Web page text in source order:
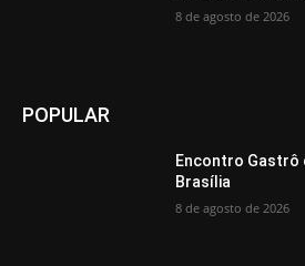
8 de agosto de 2026
POPULAR
Encontro Gastrô
Brasília
8 de agosto de 2026